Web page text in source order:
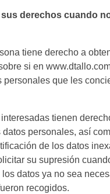
derechos cuando
tiene derecho a
si en
personales que les
tienen
datos personales, así
de los datos
su supresión
datos ya no sea
recogidos.